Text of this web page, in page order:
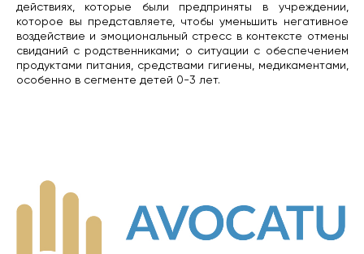
действиях, которые были предприняты в учреждении,
которое вы представляете, чтобы уменьшить негативное
воздействие и эмоциональный стресс в контексте отмены
свиданий с родственниками; о ситуации с обеспечением
продуктами питания, средствами гигиены, медикаментами,
особенно в сегменте детей 0-3 лет.